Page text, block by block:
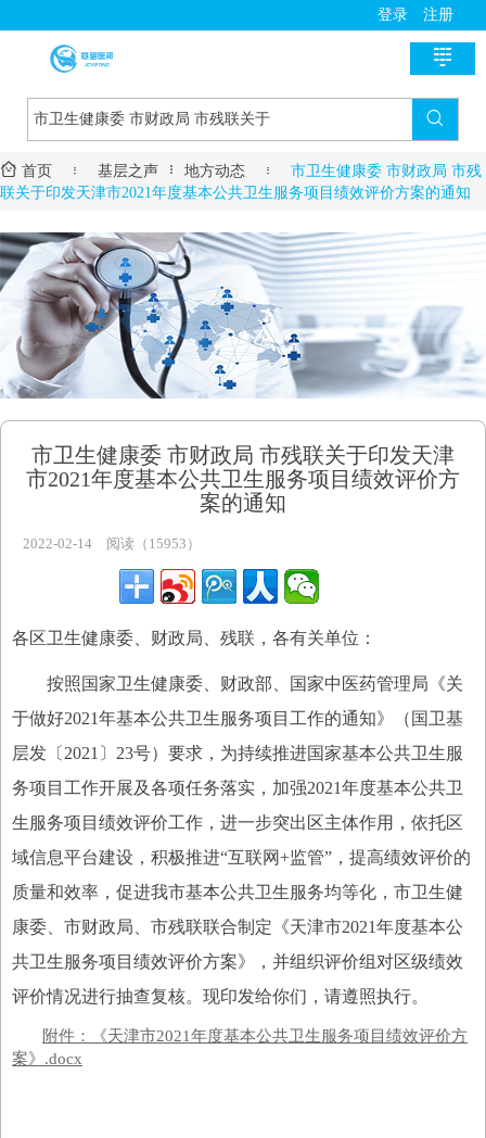
登录 注册


首页
新医讯
国家政策
地方动态
医师助手
用药指导
诊疗指南
医疗技术
基层风采
名院展示
药房明星
资料学习
培训课程
学术沙龙
进修学习
慢病管理
疾病筛查
服务流程
 首页  基层之声  地方动态 
市卫生健康委 市财政局 市残
联关于印发天津市2021年度基本公共卫生服务项目绩效评价方案的通知
市卫生健康委 市财政局 市残联关于印发天津
市2021年度基本公共卫生服务项目绩效评价方
案的通知
2022-02-14 阅读（15953）
各区卫生健康委、财政局、残联， 各有关单位 ：
按照国家卫生健康委、财政部、国家中医药管理局《关
于做好2021年基本公共卫生服务项目工作的通知》（国卫基
层发〔 2021 〕 23号）要求， 为持续推进国家基本公共卫生服
务项目工作开展及各项任务落实，加强2021年度基本公共卫
生服务项目绩效评价工作，进一步突出区主体作用，依托区
域信息平台建设，积极推进“互联网+监管” ，提高绩效评价的
质量和效率，促进我市基本公共卫生服务均等化，市卫生健
康委、市财政局、市残联联合制定《天津市2021年度基本公
共卫生服务项目绩效评价方案》，并组织评价组对区级绩效
评价情况进行抽查复核。现印发给你们，请遵照执行。
附件：《天津市2021年度基本公共卫生服务项目绩效评价方
案》.docx